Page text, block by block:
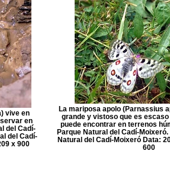
vive en
en
del Cadí-
del Cadí-
x 900
La mariposa apolo (Parnassius
grande y vistoso que es
puede encontrar en terrenos
Parque Natural del Cadí-
Natural del Cadí-Moixeró Data:
600